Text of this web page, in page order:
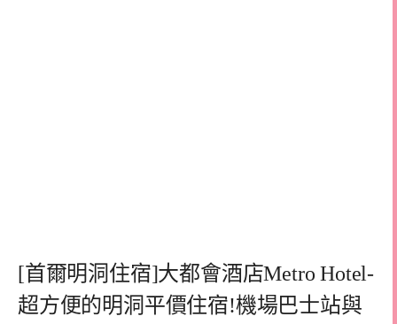
[首爾明洞住宿]大都會酒店Metro Hotel-
超方便的明洞平價住宿!機場巴士站與